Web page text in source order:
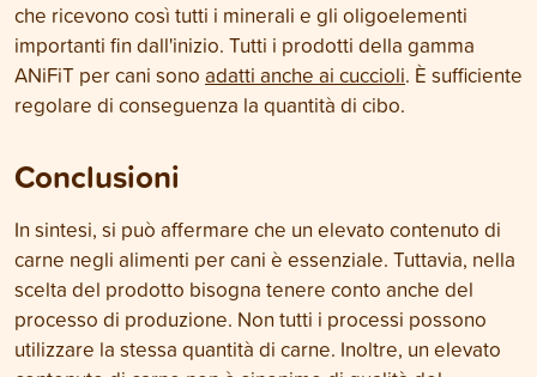
che ricevono così tutti i minerali e gli oligoelementi
importanti fin dall'inizio. Tutti i prodotti della gamma
ANiFiT per cani sono adatti anche ai cuccioli. È sufficiente
regolare di conseguenza la quantità di cibo.
Conclusioni
In sintesi, si può affermare che un elevato contenuto di
carne negli alimenti per cani è essenziale. Tuttavia, nella
scelta del prodotto bisogna tenere conto anche del
processo di produzione. Non tutti i processi possono
utilizzare la stessa quantità di carne. Inoltre, un elevato